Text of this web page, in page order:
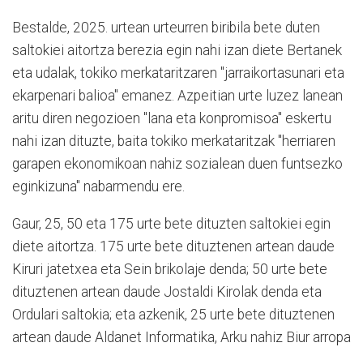
Bestalde, 2025. urtean urteurren biribila bete duten
saltokiei aitortza berezia egin nahi izan diete Bertanek
eta udalak, tokiko merkataritzaren "jarraikortasunari eta
ekarpenari balioa" emanez. Azpeitian urte luzez lanean
aritu diren negozioen "lana eta konpromisoa" eskertu
nahi izan dituzte, baita tokiko merkataritzak "herriaren
garapen ekonomikoan nahiz sozialean duen funtsezko
eginkizuna" nabarmendu ere.
Gaur, 25, 50 eta 175 urte bete dituzten saltokiei egin
diete aitortza. 175 urte bete dituztenen artean daude
Kiruri jatetxea eta Sein brikolaje denda; 50 urte bete
dituztenen artean daude Jostaldi Kirolak denda eta
Ordulari saltokia; eta azkenik, 25 urte bete dituztenen
artean daude Aldanet Informatika, Arku nahiz Biur arropa